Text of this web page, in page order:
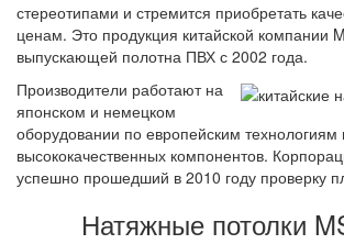
стереотипами и стремится приобретать
ценам. Это продукция китайской компании
выпускающей полотна ПВХ с 2002 года.
Производители работают на
японском и немецком
оборудовании по европейским технологиям
высококачественных компонентов.
успешно прошедший в 2010 году проверку
Натяжные потолки